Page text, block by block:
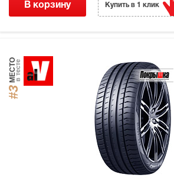
В корзину Купить в 1 клик
#3
МЕСТОв тесте